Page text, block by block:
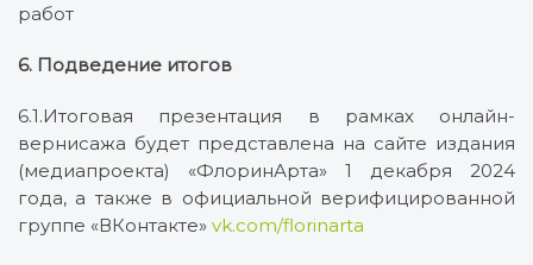
работ
6. Подведение итогов
6.1.Итоговая презентация в рамках онлайн-
вернисажа будет представлена на сайте издания
(медиапроекта) «ФлоринАрта» 1 декабря 2024
года, а также в официальной верифицированной
группе «ВКонтакте» vk.com/florinarta